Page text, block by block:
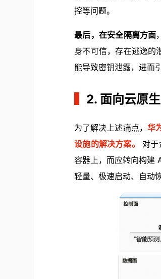
控等问题。
最后，在安全隔离方面
身不可信，存在逃逸的
能导致密钥泄露，进而
2. 面向云原
为了解决上述痛点， 华
设施的解决方案。
对
容器上，而应转向构建
轻量、极速启动、自动